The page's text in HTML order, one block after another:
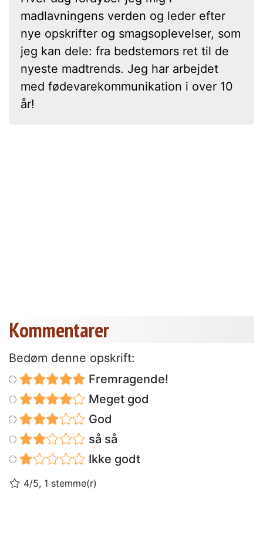
madlavningens verden og leder efter
nye opskrifter og smagsoplevelser, som
jeg kan dele: fra bedstemors ret til de
nyeste madtrends. Jeg har arbejdet
med fødevarekommunikation i over 10
år!
Kommentarer
Bedøm denne opskrift:
Fremragende!
Meget god
God
så så
Ikke godt
4/5, 1 stemme(r)